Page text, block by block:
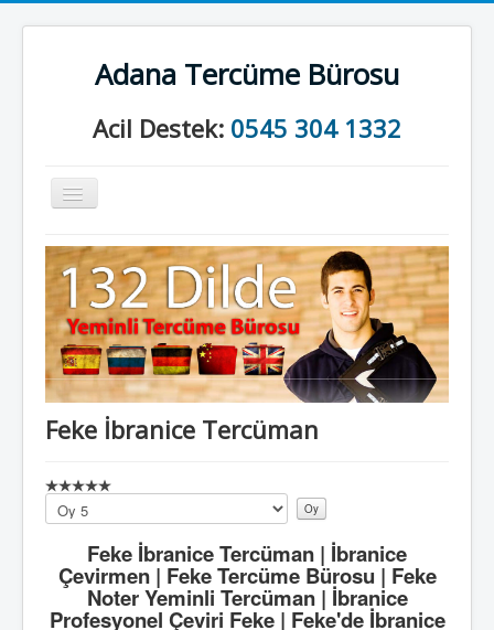
Adana Tercüme Bürosu
Acil Destek: 0545 304 1332
Gezinme
geçişini
Anasayfa
Kurumsal
Neler Yapıyoruz?
İletişim
Feke İbranice Tercüman
Lütfen
oylayın
Feke İbranice Tercüman | İbranice
Çevirmen | Feke Tercüme Bürosu | Feke
Noter Yeminli Tercüman | İbranice
Profesyonel Çeviri Feke | Feke'de İbranice